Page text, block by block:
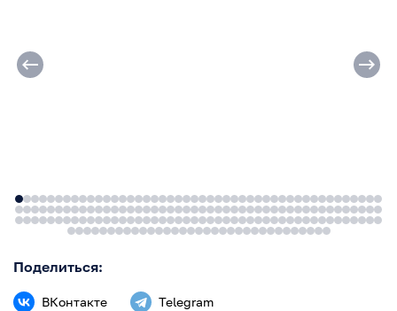
Поделиться:
ВКонтакте Telegram